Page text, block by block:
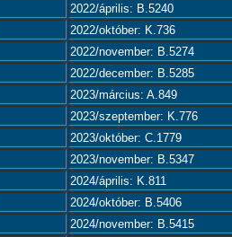
2022/április: B.5240
2022/október: K.736
2022/november: B.5274
2022/december: B.5285
2023/március: A.849
2023/szeptember: K.776
2023/október: C.1779
2023/november: B.5347
2024/április: K.811
2024/október: B.5406
2024/november: B.5415